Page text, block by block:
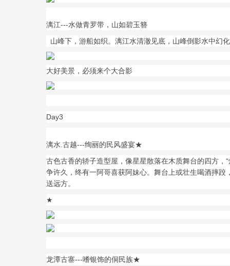
漓江---水做青罗带，山如碧玉簪
山峰下，游船如织。漓江水清澈见底，山峰倒影水中幻
大好美景，必须来个大合影
Day3
漓水.古越---绚丽的民风盛宴★
古色古香的轿子造型屋，像星星散落在木质舞台的四方
争许久，终有一阿哥喜获阿妹心。舞台上或壮生喝酒摔
送远方。
★
龙潭古寨---嗜银饰的侗民族★